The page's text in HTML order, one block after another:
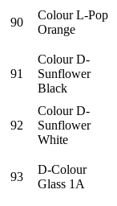
90
Colour L-Pop
Orange
91
Colour D-
Sunflower
Black
92
Colour D-
Sunflower
White
93
D-Colour
Glass 1A